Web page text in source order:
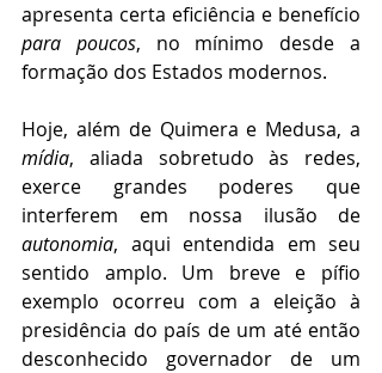
para poucos, no mínimo desde a
formação dos Estados modernos.
mídia, aliada sobretudo às redes,
exerce grandes poderes que
autonomia, aqui entendida em seu
sentido amplo. Um breve e pífio
exemplo ocorreu com a eleição à
presidência do país de um até então
desconhecido governador de um